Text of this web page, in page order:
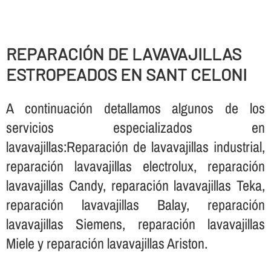
REPARACIÓN DE LAVAVAJILLAS
ESTROPEADOS EN SANT CELONI
A continuación detallamos algunos de los
servicios especializados en
lavavajillas:Reparación de lavavajillas industrial,
reparación lavavajillas electrolux, reparación
lavavajillas Candy, reparación lavavajillas Teka,
reparación lavavajillas Balay, reparación
lavavajillas Siemens, reparación lavavajillas
Miele y reparación lavavajillas Ariston.